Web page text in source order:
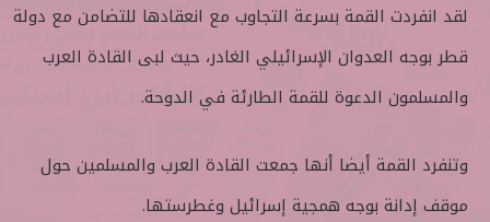
ر ك
ت
و
ي
ا
لقد انفردت القمة بسرعة التجاوب مع انعقادها للتضامن مع دولة
قطر بوجه العدوان الإسرائيلي الغادر، حيث لبى القادة العرب
والمسلمون الدعوة للقمة الطارئة في الدوحة.
وتنفرد القمة أيضا أنها جمعت القادة العرب والمسلمين حول
موقف إدانة بوجه همجية إسرائيل وغطرستها.